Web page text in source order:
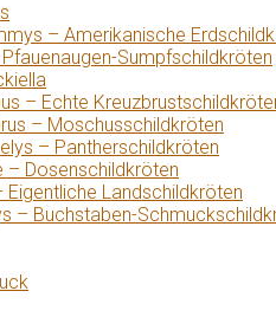
– Amerikanische
Sumpfschildkröten
– Echte
– Moschusschildkröten
– Pantherschildkröten
– Dosenschildkröten
Eigentliche Landschildkröten
– Buchstaben-